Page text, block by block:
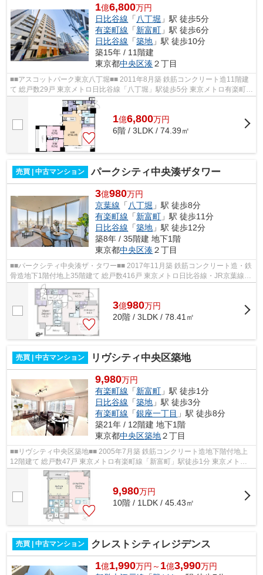
1億6,800万円
日比谷線 「 八丁堀 」駅 徒歩5分
有楽町線 「新富町 」駅 徒歩6分
日比谷線 「築地 」駅 徒歩10分
築15年 / 11階建
東京都中央区湊２丁目
■■アスコットパーク東京八丁堀■■ 2011年8月築 鉄筋コンクリート造11階建
て 総戸数29戸 東京メトロ日比谷線「八丁堀」駅徒歩5分 東京メトロ有楽町線
「新富町」駅徒歩6分 ペット飼育...
1億6,800万円
6階 / 3LDK / 74.39㎡
売買 | 中古マンション パークシティ中央湊ザタワー
3億980万円
京葉線 「八丁堀 」駅 徒歩8分
有楽町線 「新富町 」駅 徒歩11分
日比谷線 「築地 」駅 徒歩12分
築8年 / 35階建 地下1階
東京都中央区湊２丁目
■■パークシティ中央湊ザ・タワー■■ 2017年11月築 鉄筋コンクリート造・鉄
骨造地下1階付地上35階建て 総戸数416戸 東京メトロ日比谷線・JR京葉線
「八丁堀」駅徒歩8分 オートロック ...
3億980万円
20階 / 3LDK / 78.41㎡
売買 | 中古マンション リヴシティ中央区築地
9,980万円
有楽町線 「新富町 」駅 徒歩1分
日比谷線 「築地 」駅 徒歩3分
有楽町線 「銀座一丁目 」駅 徒歩8分
築21年 / 12階建 地下1階
東京都中央区築地２丁目
■■リヴシティ中央区築地■■ 2005年7月築 鉄筋コンクリート造地下階付地上
12階建て 総戸数47戸 東京メトロ有楽町線「新富町」駅徒歩1分 東京メトロ
日比谷線「築地」駅徒歩3分 東京メト...
9,980万円
10階 / 1LDK / 45.43㎡
売買 | 中古マンション クレストシティレジデンス
1億1,990万円～ 1億3,990万円